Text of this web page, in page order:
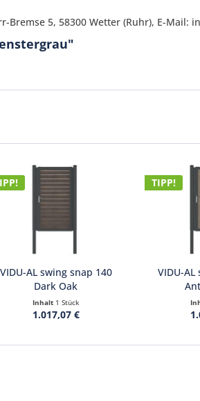
Bremse 5, 58300 Wetter (Ruhr), E-Mail:
VIDU-AL swing snap 140
Dark Oak
Inhalt 1 Stück
1.017,07 €
TIPP!
VIDU-